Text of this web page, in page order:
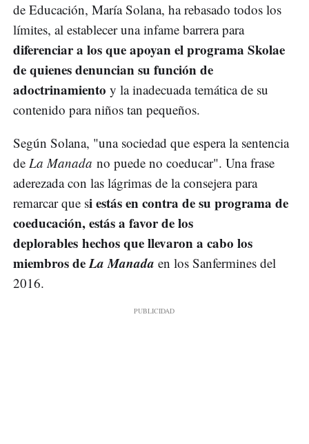
de Educación, María Solana, ha rebasado todos los
límites, al establecer una infame barrera para
diferenciar a los que apoyan el programa Skolae
de quienes denuncian su función de
adoctrinamiento y la inadecuada temática de su
contenido para niños tan pequeños.
Según Solana, "una sociedad que espera la sentencia
de La Manada no puede no coeducar". Una frase
aderezada con las lágrimas de la consejera para
remarcar que si estás en contra de su programa de
coeducación, estás a favor de los
deplorables hechos que llevaron a cabo los
miembros deLa Manada en los Sanfermines del
2016.